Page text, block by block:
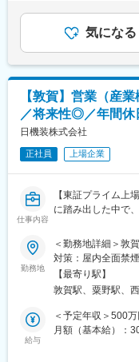
住まいの場合、現
てはまれば社宅貸
合引っ越し手当に
るため、社内での
どとなります。ま
ため、関係者が多
【ポジションの魅
・長期間の研修を
・業界トップクラ
を通して最新の技
登用となり、業界
して安定就業が可
【同社の魅力】
◆医療業界に貢献：
最新のIoT技術に
れていた薬剤管理
ない医療現場の安
しています。
＞※給与詳細は、
回■賞与：年2回賃
て上下する可能性
です。
気になる
【敦賀】営業（産
／将来性◎／年間休
日機装株式会社
正社員 上場企業
仕事内容
【東証プライム上
に踏み出した中で
性抜群です】
当社インダストリ
テム等）の営業活
【背景】
営業組織強化を図
採用となります。
勤務地
＜勤務地詳細＞敦
対策：屋内全面禁
【最寄り駅】
敦賀駅、粟野駅、
給与
＜予定年収＞500
月額（基本給）：